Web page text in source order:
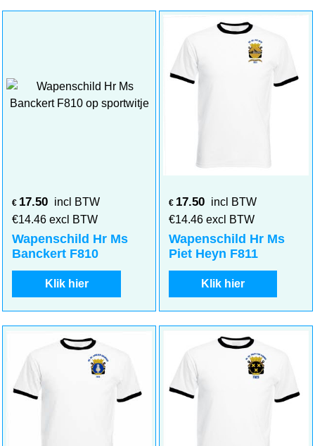
€ 17.50 incl BTW
€14.46 excl BTW
Wapenschild Hr Ms
Banckert F810
Klik hier
€ 17.50 incl BTW
€14.46 excl BTW
Wapenschild Hr Ms
Piet Heyn F811
Klik hier